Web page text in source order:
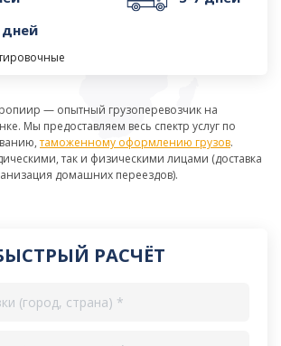
дней
— опытный грузоперевозчик на
Мы предоставляем весь спектр услуг по
таможенному оформлению грузов.
так и физическими лицами (доставка
домашних переездов).
РАСЧЁТ